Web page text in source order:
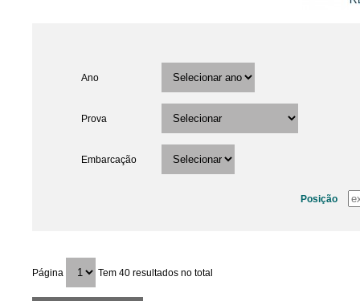
Ano
Prova
Embarcação
Posição
Página Tem 40 resultados no total